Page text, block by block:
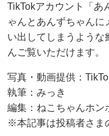
TikTokアカウント「あ
ゃんとあんずちゃん
い出してしまうような
んご覧いただけます。
写真・動画提供：
執筆：みっき
編集：ねこちゃんホン
※本記事は投稿者さま